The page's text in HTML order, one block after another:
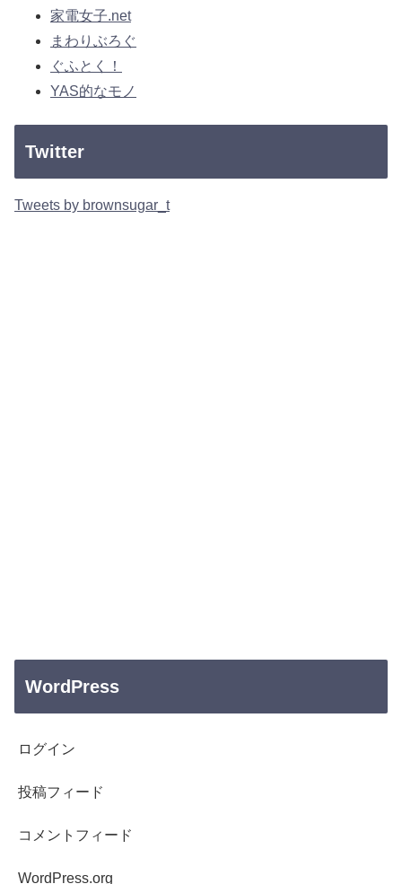
家電女子.net
まわりぶろぐ
ぐふとく！
YAS的なモノ
Twitter
Tweets by brownsugar_t
WordPress
ログイン
投稿フィード
コメントフィード
WordPress.org